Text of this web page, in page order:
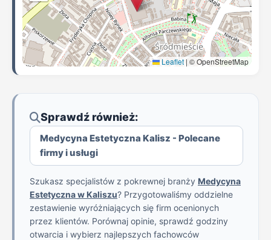
Leaflet | © OpenStreetMap
Sprawdź również:
Medycyna Estetyczna Kalisz - Polecane
firmy i usługi
Szukasz specjalistów z pokrewnej branży Medycyna
Estetyczna w Kaliszu? Przygotowaliśmy oddzielne
zestawienie wyróżniających się firm ocenionych
przez klientów. Porównaj opinie, sprawdź godziny
otwarcia i wybierz najlepszych fachowców